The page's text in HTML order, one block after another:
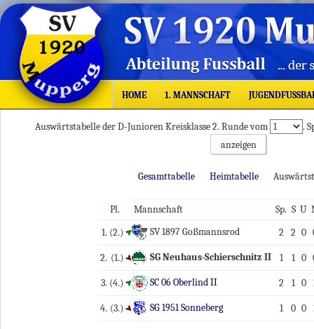
HOME 1. MANNSCHAFT
Auswärtstabelle der D-Junioren Kreisklasse 2. Runde vom .
Gesamttabelle Heimtabelle
Pl. Mannschaft Sp. S U
1. (2.) SV 1897 Goßmannsrod 2 2 0
2. (1.) SG Neuhaus-Schierschnitz II 1 1 0
3. (4.) SC 06 Oberlind II 2 1 0
4. (3.) SG 1951 Sonneberg 1 0 0